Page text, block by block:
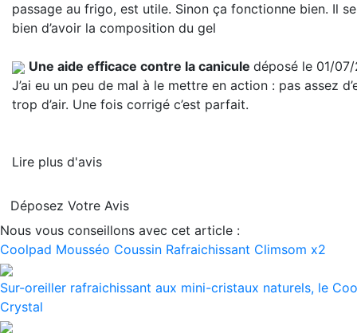
passage au frigo, est utile. Sinon ça fonctionne bien. Il
bien d’avoir la composition du gel
Une aide efficace contre la canicule déposé le 01/
J’ai eu un peu de mal à le mettre en action : pas assez
trop d’air. Une fois corrigé c’est parfait.
Lire plus d'avis
Déposez Votre Avis
Nous vous conseillons avec cet article :
Coolpad Mousséo Coussin Rafraichissant Climsom x2
Sur-oreiller rafraichissant aux mini-cristaux naturels, le
Crystal